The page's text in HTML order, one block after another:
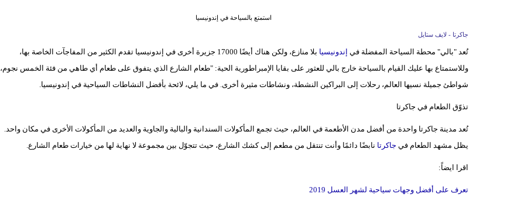
استمتع بالسياحة في إندونيسيا
جاكرتا - لايف ستايل
تُعد "بالي" محطة السياحة المفضلة في إندونيسيا
بلا منازع، ولكن هناك أيضًا 17000 جزيرة أخرى في إندونيسيا تقدم الكثير من المفاجآت الخاصة بها،
وللاستمتاع بها عليك القيام بالسياحة خارج بالي للعثور على بقايا الإمبراطورية الحية: "طعام الشارع الذي يتفوق على طعام أي طاهي من فئة الخمس نجوم،
شواطئ جميلة نسيها العالم، رحلات إلى البراكين النشطة، ونشاطات مثيرة أخرى. في ما يلي، لائحة بأفضل النشاطات السياحية في إندونيسيا.
تذوّق الطعام في جاكرتا
تُعد مدينة جاكرتا واحدة من أفضل مدن الأطعمة في العالم، حيث تجمع المأكولات السندانية والبالية والجاوية والعديد من المأكولات الأخرى في مكان واحد.
يظل مشهد الطعام في جاكرتا نابضًا دائمًا وأنت تنتقل من مطعم إلى كشك الشارع، حيث تتجوّل بين مجموعة لا نهاية لها من خيارات طعام الشارع.
اقرا ايضاً:
تعرف على أفضل وجهات سياحية لشهر العسل 2019